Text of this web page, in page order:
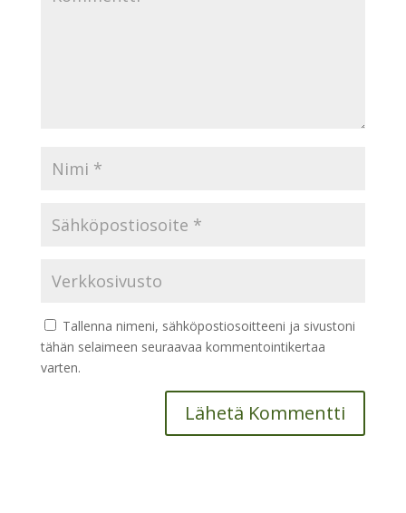
Tallenna nimeni, sähköpostiosoitteeni ja sivustoni
tähän selaimeen seuraavaa kommentointikertaa
varten.